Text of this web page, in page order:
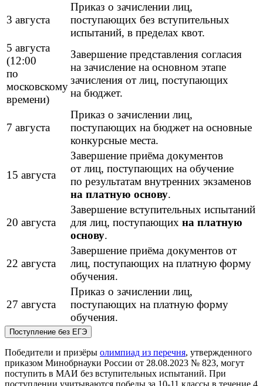
3 августа
Приказ о зачислении лиц,
поступающих без вступительных
испытаний, в пределах квот.
5 августа
(12:00
по
московскому
времени)
Завершение представления согласия
на зачисление на основном этапе
зачисления от лиц, поступающих
на бюджет.
7 августа
Приказ о зачислении лиц,
поступающих на бюджет на основные
конкурсные места.
15 августа
Завершение приёма документов
от лиц, поступающих на обучение
по результатам внутренних экзаменов
на платную основу.
20 августа
Завершение вступительных испытаний
для лиц, поступающих на платную
основу.
22 августа
Завершение приёма документов от
лиц, поступающих на платную форму
обучения.
27 августа
Приказ о зачислении лиц,
поступающих на платную форму
обучения.
Поступление без ЕГЭ
Победители и призёры олимпиад из перечня, утвержденного
приказом Минобрнауки России от 28.08.2023 № 823, могут
поступить в МАИ без вступительных испытаний. При